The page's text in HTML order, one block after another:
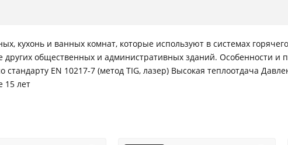
кухонь и ванных комнат, которые используют в системах
других общественных и административных зданий. Особенности и
EN 10217-7 (метод TIG, лазер) Высокая теплоотдача
15 лет